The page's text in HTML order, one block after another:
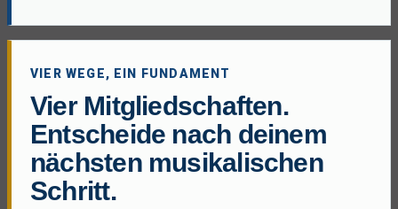
VIER WEGE, EIN FUNDAMENT
Vier Mitgliedschaften.
Entscheide nach deinem
nächsten musikalischen
Schritt.